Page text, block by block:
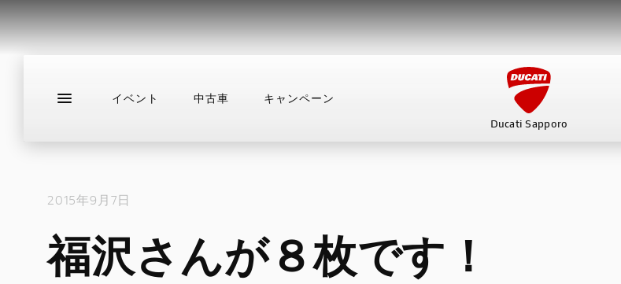
イベント 中古車 キャンペーン
Ducati Sapporo
2015年9月7日
福沢さんが８枚です！